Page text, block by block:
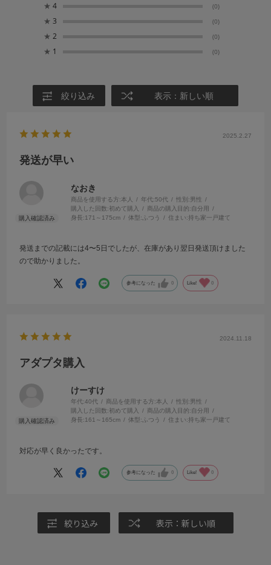
★ 4 (0)
★ 3 (0)
★ 2 (0)
★ 1 (0)
絞り込み 表示：新しい順
2025.2.27
発送が早い
なおき
商品を使用する方:本人 年代:50代 性別:男性
購入した回数:初めて購入 商品の購入目的:自分用
身長:171～175cm 体型: ふつう 住まい:持ち家一戸建て
発送までの記載には4〜5日でしたが、在庫があり翌日発送頂けました
ので助かりました。
参考になった 0 Like! 0
2024.11.18
アダプタ購入
けーすけ
年代:40代 商品を使用する方:本人 性別:男性
購入した回数:初めて購入 商品の購入目的:自分用
身長:161～165cm 体型: ふつう 住まい:持ち家一戸建て
対応が早く良かったです。
参考になった 0 Like! 0
絞り込み 表示：新しい順